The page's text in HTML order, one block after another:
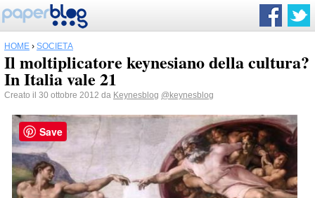
HOME › SOCIETÀ
Il moltiplicatore keynesiano della cultura?
In Italia vale 21
Creato il 30 ottobre 2012 da Keynesblog @keynesblog
Save